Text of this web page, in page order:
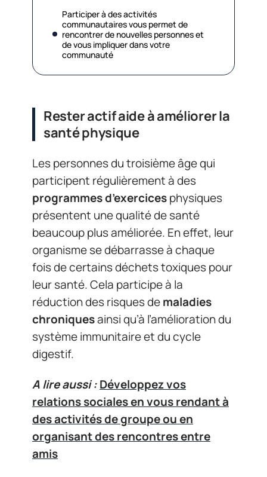
Participer à des activités
communautaires vous permet de
rencontrer de nouvelles personnes et
de vous impliquer dans votre
communauté
Rester actif aide à améliorer la
santé physique
Les personnes du troisième âge qui
participent régulièrement à des
programmes d’exercicesphysiques
présentent une qualité de santé
beaucoup plus améliorée. En effet, leur
organisme se débarrasse à chaque
fois de certains déchets toxiques pour
leur santé. Cela participe à la
réduction des risques demaladies
chroniquesainsi qu’à l’amélioration du
système immunitaire et du cycle
digestif.
A lire aussi :Développez vos
relations sociales en vous rendant à
des activités de groupe ou en
organisant des rencontres entre
amis